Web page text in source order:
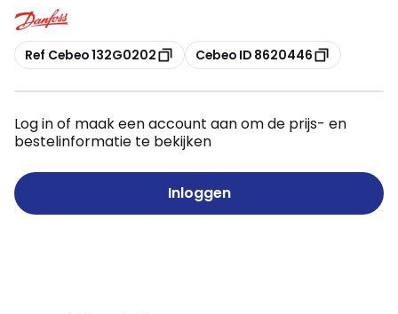
Kopiëren
Ref Cebeo 132G0202 Kopiëren
Cebeo ID 8620446
Log in of maak een account aan om de prijs- en
bestelinformatie te bekijken
Inloggen